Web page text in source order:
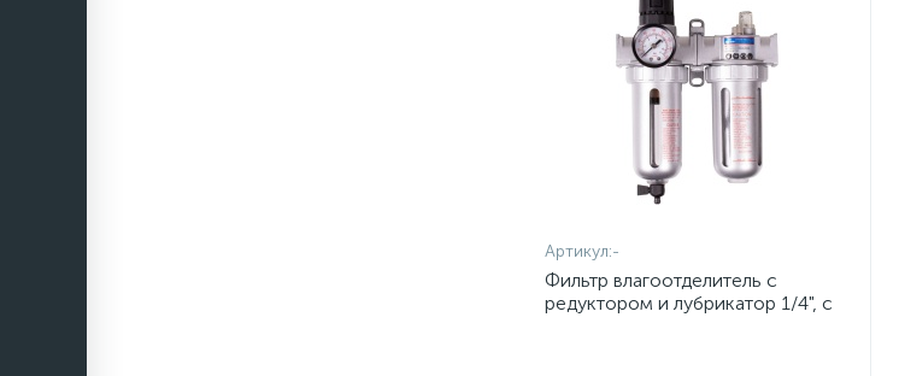
Артикул:-
Фильтр влагоотделитель с
редуктором и лубрикатор 1/4", с